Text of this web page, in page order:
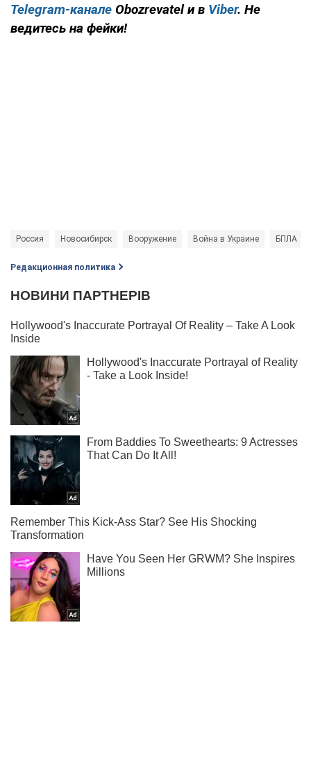
Telegram-канале Obozrevatel и в Viber. Не
ведитесь на фейки!
Россия Новосибирск Вооружение Война в Украине БПЛА
Редакционная политика